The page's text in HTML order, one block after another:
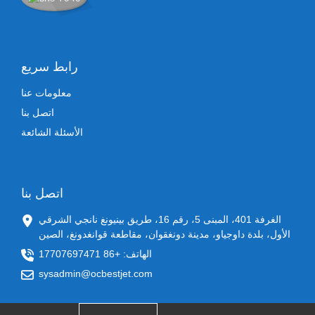
رابط سريع
معلومات عنا
اتصل بنا
الأسئلة الشائعة
اتصل بنا
الغرفة 401، المبنى 5، رقم 16، طريق بينيونغ نانجي الشرقي
الأول، بلدة داوجياو، مدينة دونغقوان، مقاطعة قوانغدونغ، الصين
الهاتف: +86 17707697471
sysadmin@ocbestjet.com